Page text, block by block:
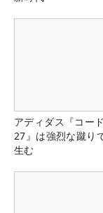
アディダス『コー
27』は強烈な蹴り
生む